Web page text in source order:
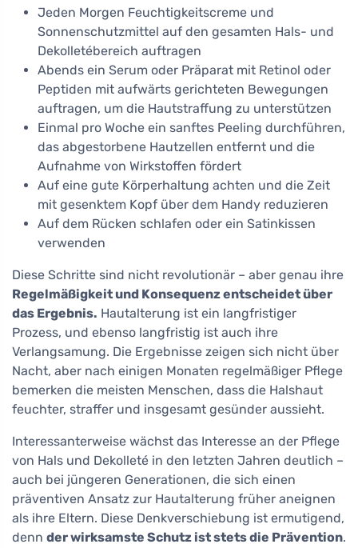
Jeden Morgen Feuchtigkeitscreme und
Sonnenschutzmittel auf den gesamten Hals- und
Dekolletébereich auftragen
Abends ein Serum oder Präparat mit Retinol oder
Peptiden mit aufwärts gerichteten Bewegungen
auftragen, um die Hautstraffung zu unterstützen
Einmal pro Woche ein sanftes Peeling durchführen,
das abgestorbene Hautzellen entfernt und die
Aufnahme von Wirkstoffen fördert
Auf eine gute Körperhaltung achten und die Zeit
mit gesenktem Kopf über dem Handy reduzieren
Auf dem Rücken schlafen oder ein Satinkissen
verwenden
Diese Schritte sind nicht revolutionär – aber genau ihre
Regelmäßigkeit und Konsequenz entscheidet über
das Ergebnis. Hautalterung ist ein langfristiger
Prozess, und ebenso langfristig ist auch ihre
Verlangsamung. Die Ergebnisse zeigen sich nicht über
Nacht, aber nach einigen Monaten regelmäßiger Pflege
bemerken die meisten Menschen, dass die Halshaut
feuchter, straffer und insgesamt gesünder aussieht.
Interessanterweise wächst das Interesse an der Pflege
von Hals und Dekolleté in den letzten Jahren deutlich –
auch bei jüngeren Generationen, die sich einen
präventiven Ansatz zur Hautalterung früher aneignen
als ihre Eltern. Diese Denkverschiebung ist ermutigend,
denn der wirksamste Schutz ist stets die Prävention.